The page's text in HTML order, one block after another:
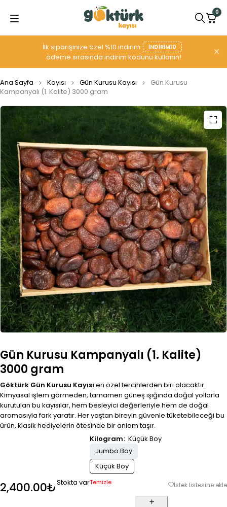
İlk siparişinize özel %10 indirim INDIRIM10
ödeme sırasında indirim kodunu kullanın!
0
Ana Sayfa Kayısı Gün Kurusu Kayısı
Gün Kurusu
Kampanyalı (1. Kalite) 3000 gram
Gün Kurusu Kampanyalı (1. Kalite)
3000 gram
Göktürk Gün Kurusu Kayısı en özel tercihlerden biri olacaktır.
Kimyasal işlem görmeden, tamamen güneş ışığında doğal yollarla
kurutulan bu kayısılar, hem besleyici değerleriyle hem de doğal
aromasıyla fark yaratır. Her yaştan bireyin güvenle tüketebileceği bu
ürün, klasik hediyelerin ötesinde bir anlam taşır.
2,400.00₺Stokta var
Kilogram Küçük Boy
Jumbo Boy
Küçük Boy
Temizle